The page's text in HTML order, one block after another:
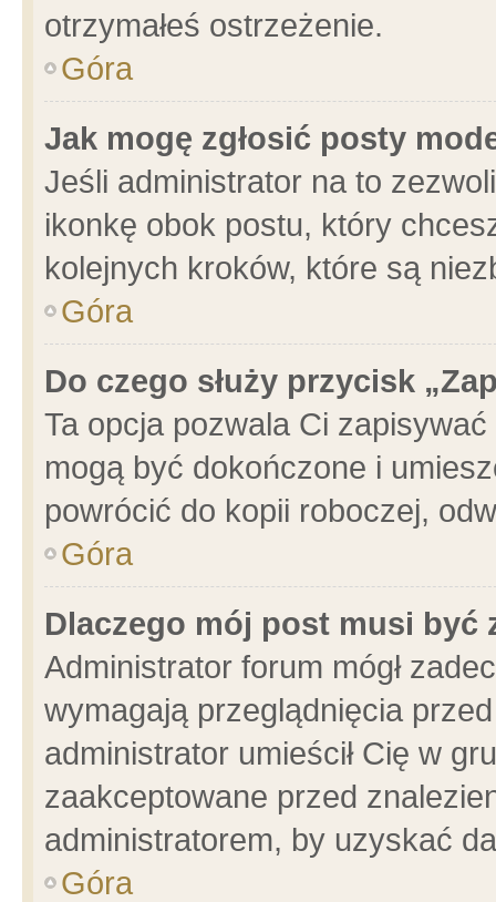
otrzymałeś ostrzeżenie.
Góra
Jak mogę zgłosić posty
Jeśli administrator na to
ikonkę obok postu, który
kolejnych kroków, które są
Góra
Do czego służy przycisk
Ta opcja pozwala Ci
mogą być dokończone i
powrócić do kopii roboczej,
Góra
Dlaczego mój post musi być
Administrator forum mógł
wymagają przeglądnięcia
administrator umieścił Cię w
zaakceptowane przed
administratorem, by uzyskać
Góra